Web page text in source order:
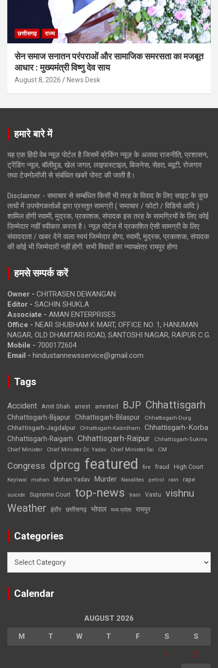
छत्तीसगढ़ राज्य
सेन समाज सनातन परंपराओं और सामाजिक समरसता का मजबूत
आधार : मुख्यमंत्री विष्णु देव साय
August 8, 2026 News Desk
हमारे बारे में
यह एक हिंदी वेब न्यूज़ पोर्टल है जिसमें ब्रेकिंग न्यूज़ के अलावा राजनीति, प्रशासन,
ट्रेंडिंग न्यूज, बॉलीवुड, खेल जगत, लाइफस्टाइल, बिजनेस, सेहत, ब्यूटी, रोजगार
तथा टेक्नोलॉजी से संबंधित खबरें पोस्ट की जाती है।
Disclaimer - समाचार से सम्बंधित किसी भी तरह के विवाद के लिए साइट के कुछ
तत्वों में उपयोगकर्ताओं द्वारा प्रस्तुत सामग्री ( समाचार / फोटो / विडियो आदि )
शामिल होगी स्वामी, मुद्रक, प्रकाशक, संपादक इस तरह के सामग्रियों के लिए कोई
ज़िम्मेदार नहीं स्वीकार करता है। न्यूज़ पोर्टल में प्रकाशित ऐसी सामग्री के लिए
संवाददाता / खबर देने वाला स्वयं जिम्मेदार होगा, स्वामी, मुद्रक, प्रकाशक, संपादक
की कोई भी जिम्मेदारी नहीं होगी. सभी विवादों का न्यायक्षेत्र रायपुर होगा
हमसे सम्पर्क करें
Owner - CHITRASEN DEWANGAN
Editor - SACHIN SHUKLA
Associate - AMAN ENTERPRISES
Office - NEAR SHUBHAM K MART, OFFICE NO. 1, HANUMAN
NAGAR, OLD DHAMTARI ROAD, SANTOSHI NAGAR, RAIPUR C.G.
Mobile - 7000172604
Email - hindustannewsservice@gmail.com
Tags
Accident Amit Shah arrest arrested BJP Chhattisgarh
Chhattisgarh-Bijapur Chhattisgarh-Bilaspur Chhattisgarh-Durg
Chhattisgarh-Jagdalpur Chhattisgarh-Kabirdham Chhattisgarh-Korba
Chhattisgarh-Raigarh Chhattisgarh-Raipur
Chhattisgarh-Sukma
Chief Minister
Chief Minister Dr. Yadav Chief Minister Sai CM
Congress dprcg featured fire fraud High Court
Kejriwal mohan Mohan Yadav Murder Naxalites petrol rain rape
suicide Supreme Court top-news train Vastu vishnu
Weather इंदौर छत्तीसगढ़ भोपाल मध्य प्रदेश रायपुर
Categories
Calendar
AUGUST 2026
M T W T F S S
1 2